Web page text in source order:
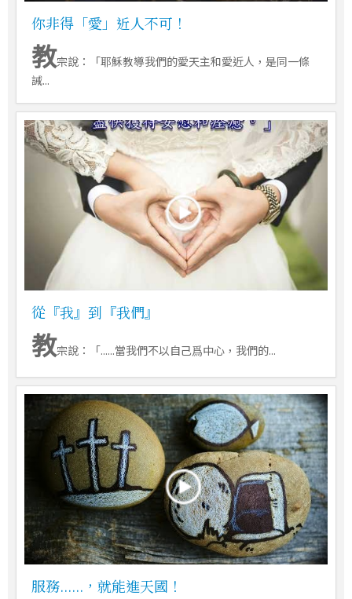
你非得「愛」近人不可！
教宗說：「耶穌教導我們的愛天主和愛近人，是同一條
誡...
從『我』到『我們』
教宗說：「......當我們不以自己爲中心，我們的...
服務......，就能進天國！